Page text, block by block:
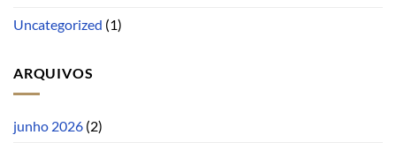
Uncategorized (1)
ARQUIVOS
junho 2026 (2)